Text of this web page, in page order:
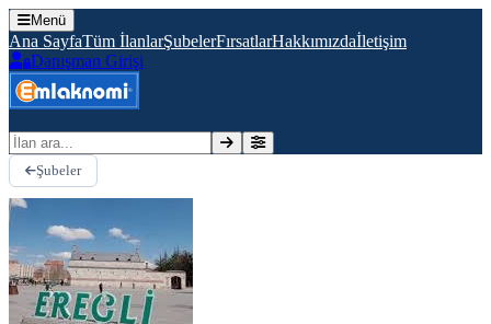
Menü
Ana SayfaTüm İlanlarŞubelerFırsatlarHakkımızdaİletişim
Danışman Girişi
İlan ara
Şubeler